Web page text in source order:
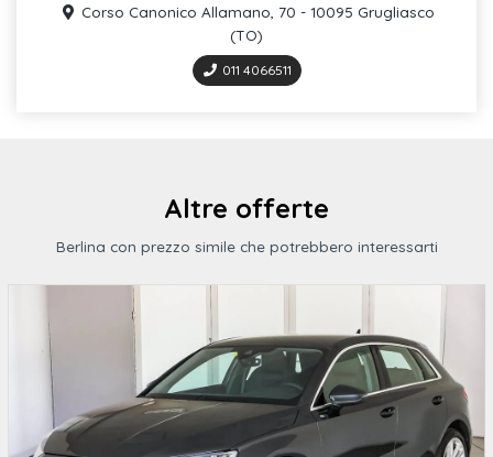
Gruppi ottici posteriori alogeni
Sedili rivestiti in tessuto index
Lane departure warning
Corso Canonico Allamano, 70 - 10095 Grugliasco
(TO)
011 4066511
Altre offerte
Berlina con prezzo simile che potrebbero interessarti